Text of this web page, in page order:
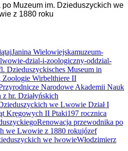
Muzeum im. Dzieduszyckich we
z 1880 roku
Janina Wielowiejskamuzeum-
dzial-i-zoologiczny-oddzial-
Dzieduszyckisches Museum in
Wirbelthiere II
Narodowe Akademii Nauk
z hr. Działyńskich
we Lwowie Dział I
Kręgowych II Ptaki197 rocznica
Renowacja przewodnika po
we Lwowie z 1880 rokujózef
we lwowieWłodzimierz